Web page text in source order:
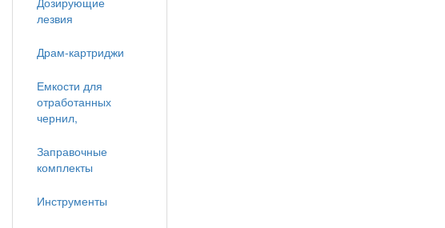
лезвия
Драм-картриджи
Емкости для
отработанных
чернил,
Заправочные
комплекты
Инструменты